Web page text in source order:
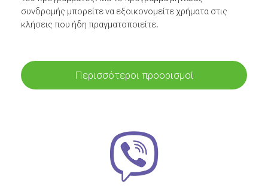
συνδρομής μπορείτε να εξοικονομείτε χρήματα στις
κλήσεις που ήδη πραγματοποιείτε.
Περισσότεροι προορισμοί